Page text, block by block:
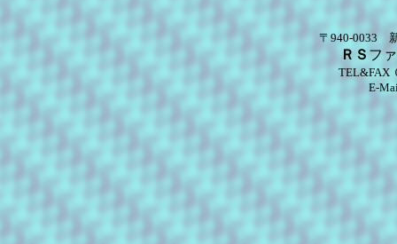
〒940-0033
ＲＳ フ
TEL&FAX
E-